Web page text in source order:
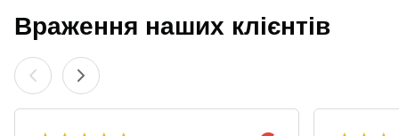
Враження наших клієнтів